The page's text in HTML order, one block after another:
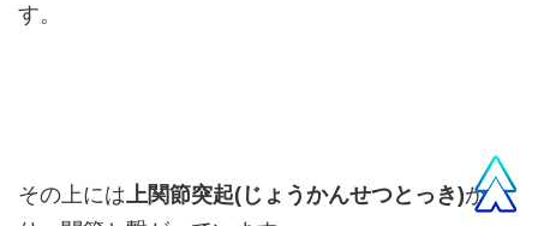
す。
その上には 上関節突起(じょうかんせつとっき)があ